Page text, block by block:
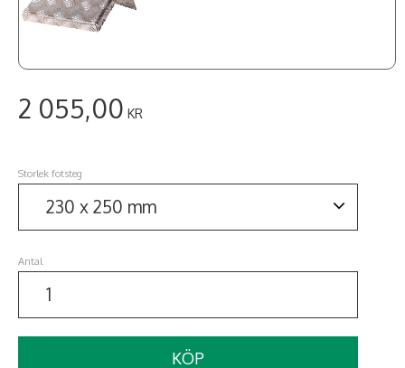
2 055,00 KR
Storlek fotsteg
Antal
KÖP